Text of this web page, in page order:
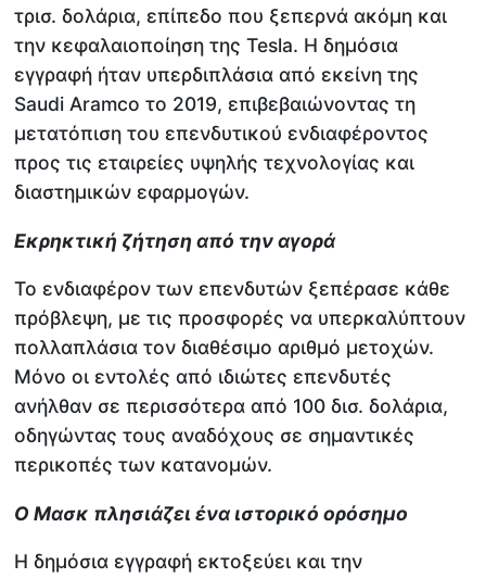
τρισ. δολάρια, επίπεδο που ξεπερνά ακόμη και
την κεφαλαιοποίηση της Tesla. Η δημόσια
εγγραφή ήταν υπερδιπλάσια από εκείνη της
Saudi Aramco το 2019, επιβεβαιώνοντας τη
μετατόπιση του επενδυτικού ενδιαφέροντος
προς τις εταιρείες υψηλής τεχνολογίας και
διαστημικών εφαρμογών.
Εκρηκτική ζήτηση από την αγορά
Το ενδιαφέρον των επενδυτών ξεπέρασε κάθε
πρόβλεψη, με τις προσφορές να υπερκαλύπτουν
πολλαπλάσια τον διαθέσιμο αριθμό μετοχών.
Μόνο οι εντολές από ιδιώτες επενδυτές
ανήλθαν σε περισσότερα από 100 δισ. δολάρια,
οδηγώντας τους αναδόχους σε σημαντικές
περικοπές των κατανομών.
Ο Μασκ πλησιάζει ένα ιστορικό ορόσημο
Η δημόσια εγγραφή εκτοξεύει και την